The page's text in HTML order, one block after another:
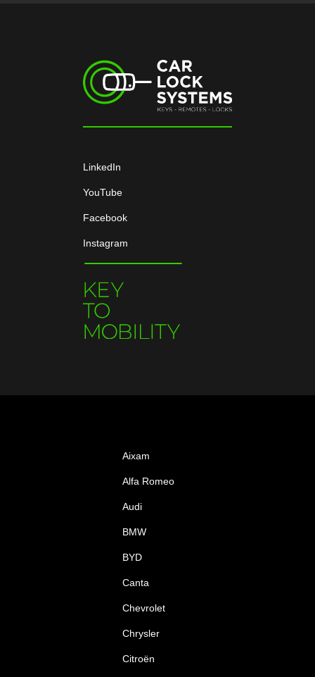
LinkedIn
YouTube
Facebook
Instagram
Aixam
Alfa Romeo
Audi
BMW
BYD
Canta
Chevrolet
Chrysler
Citroën